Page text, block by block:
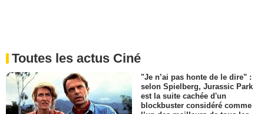
Toutes les actus Ciné
"Je n’ai pas honte de le dire" :
selon Spielberg, Jurassic Park
est la suite cachée d'un
blockbuster considéré comme